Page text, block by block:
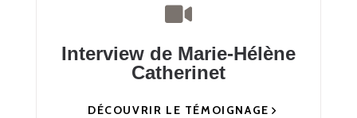
Interview de Marie-Hélène
Catherinet
DÉCOUVRIR LE TÉMOIGNAGE